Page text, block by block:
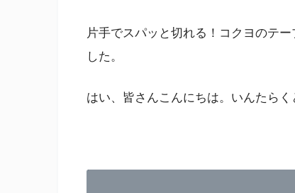
片手でスパッと切れる！コクヨのテ
した。
はい、皆さんこんにちは。いんたらく